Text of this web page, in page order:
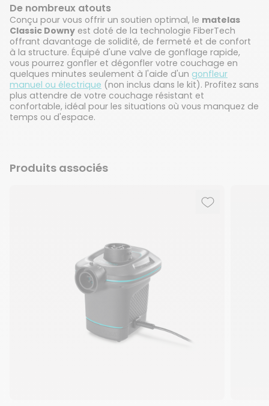
De nombreux atouts
Conçu pour vous offrir un soutien optimal, le matelas
Classic Downy est doté de la technologie FiberTech
offrant davantage de solidité, de fermeté et de confort
à la structure. Équipé d'une valve de gonflage rapide,
vous pourrez gonfler et dégonfler votre couchage en
quelques minutes seulement à l'aide d'un gonfleur
manuel ou électrique (non inclus dans le kit). Profitez sans
plus attendre de votre couchage résistant et
confortable, idéal pour les situations où vous manquez de
temps ou d'espace.
Produits associés
Ajouter aux
Supprimer